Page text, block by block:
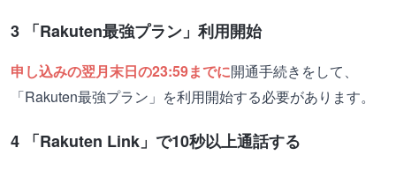
3 「Rakuten最強プラン」利用開始
申し込みの翌月末日の23:59までに開通手続きをして、
「Rakuten最強プラン」を利用開始する必要があります。
4 「Rakuten Link」で10秒以上通話する